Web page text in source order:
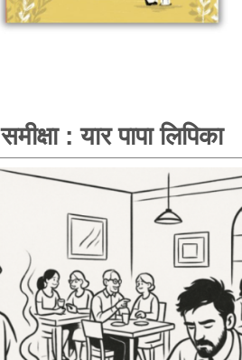
समीक्षा : यार पापा लिपिका